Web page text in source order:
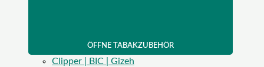
ÖFFNE TABAKZUBEHÖR
Clipper | BIC | Gizeh